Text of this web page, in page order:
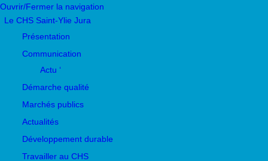
Ouvrir/Fermer la navigation
Le CHS Saint-Ylie Jura
Présentation
Communication
Actu ‘
Démarche qualité
Marchés publics
Actualités
Développement durable
Travailler au CHS